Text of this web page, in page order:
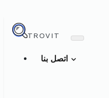
TROVIT